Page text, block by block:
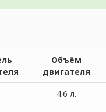
Объём
двигателя
4.6 л.